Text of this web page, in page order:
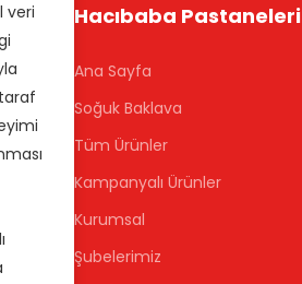
Hacıbaba Pastaneleri
Ana Sayfa
Soğuk Baklava
Tüm Ürünler
Kampanyalı Ürünler
Kurumsal
Şubelerimiz
veri